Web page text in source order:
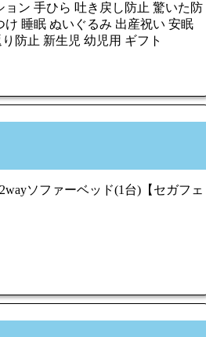
ョン 手ひら 吐き戻し防止 驚いた防
け 睡眠 ぬいぐるみ 出産祝い 安眠
防止 新生児 幼児用 ギフト
ソファーベッド(1台)【セガフェ